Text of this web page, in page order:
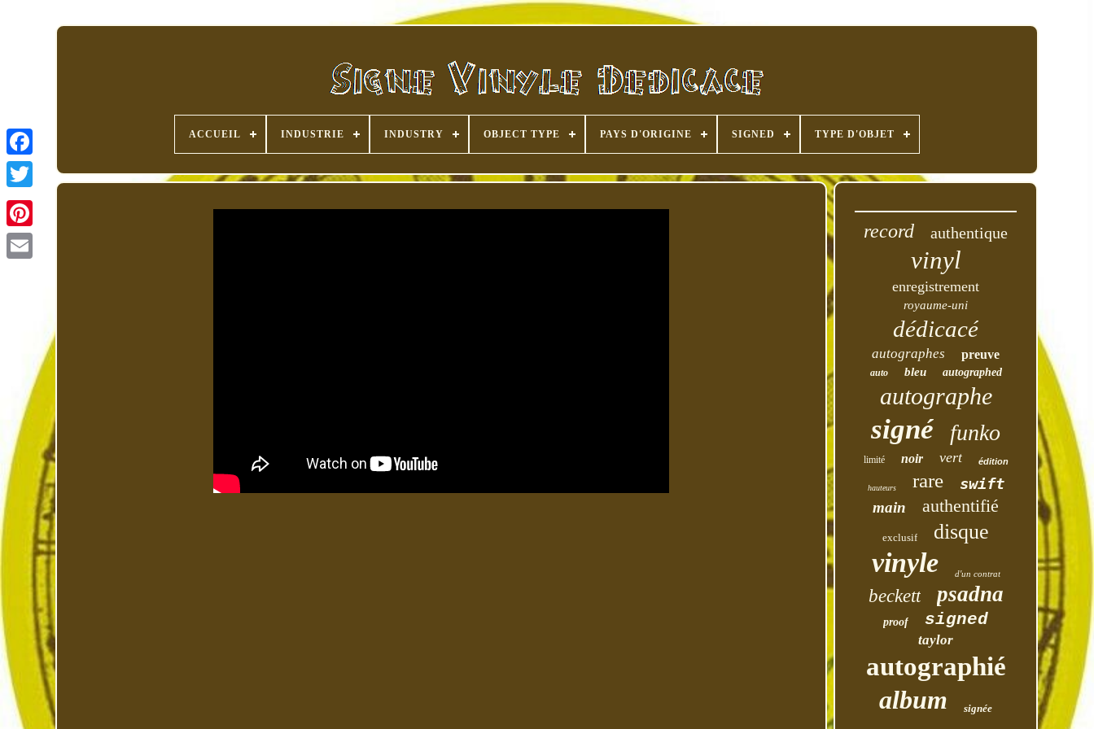
Pinterest
ACCUEIL INDUSTRIE INDUSTRY OBJECT TYPE PAYS D'ORIGINE SIGNED TYPE D'OBJET
record authentique
vinyl
enregistrement
royaume-uni
dédicacé
autographes preuve
auto bleu autographed
autographe
signé funko
limité noir vert édition
hauteurs rare swift
main authentifié
exclusif disque
vinyle d'un contrat
beckett psadna
proof signed
taylor
autographié
album
signée